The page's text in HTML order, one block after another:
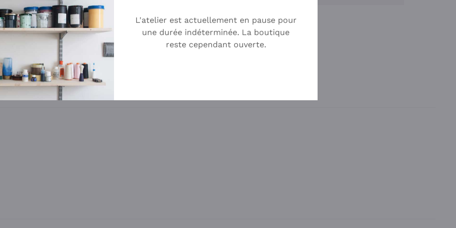
Retour à la boutique
L'atelier est actuellement en pause pour
une durée indéterminée. La boutique
reste cependant ouverte.